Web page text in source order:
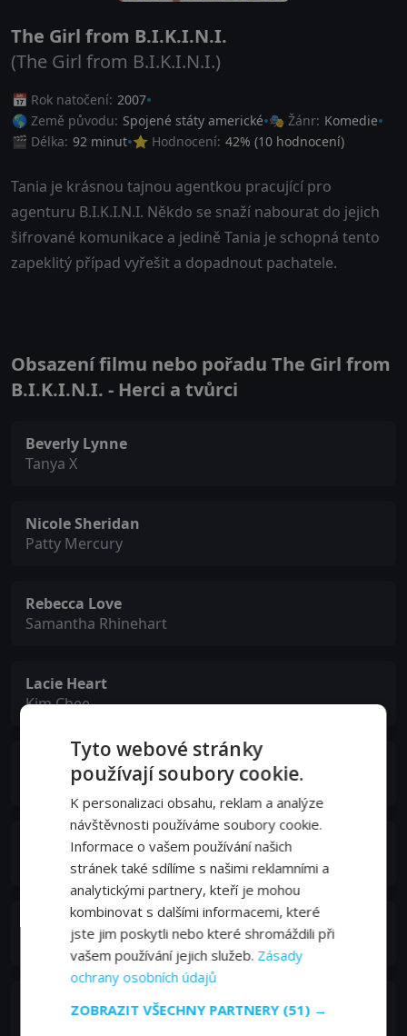
The Girl from B.I.K.I.N.I.
(The Girl from B.I.K.I.N.I.)
📅 Rok natočení: 2007
🌎 Země původu: Spojené státy americké 🎭 Žánr: Komedie
🎬 Délka: 92 minut ⭐ Hodnocení: 42% (10 hodnocení)
Tania je krásnou tajnou agentkou pracující pro
agenturu B.I.K.I.N.I. Někdo se snaží nabourat do jejich
šifrované komunikace a jedině Tania je schopná tento
zapeklitý případ vyřešit a dopadnout pachatele.
Obsazení filmu nebo pořadu The Girl from
B.I.K.I.N.I. - Herci a tvůrci
Beverly Lynne
Tanya X
Nicole Sheridan
Patty Mercury
Rebecca Love
Samantha Rhinehart
Lacie Heart
Kim Chee
Brad Bartram
Mr. Whatley
Voodoo
Mark Ten
Evan Stone
Mong Lee
Gianna Lynn
Tyto webové stránky
používají soubory cookie.
K personalizaci obsahu, reklam a analýze
návštěvnosti používáme soubory cookie.
Informace o vašem používání našich
stránek také sdílíme s našimi reklamními a
analytickými partnery, kteří je mohou
kombinovat s dalšími informacemi, které
jste jim poskytli nebo které shromáždili při
vašem používání jejich služeb. Zásady
ochrany osobních údajů
ZOBRAZIT VŠECHNY PARTNERY (51) →